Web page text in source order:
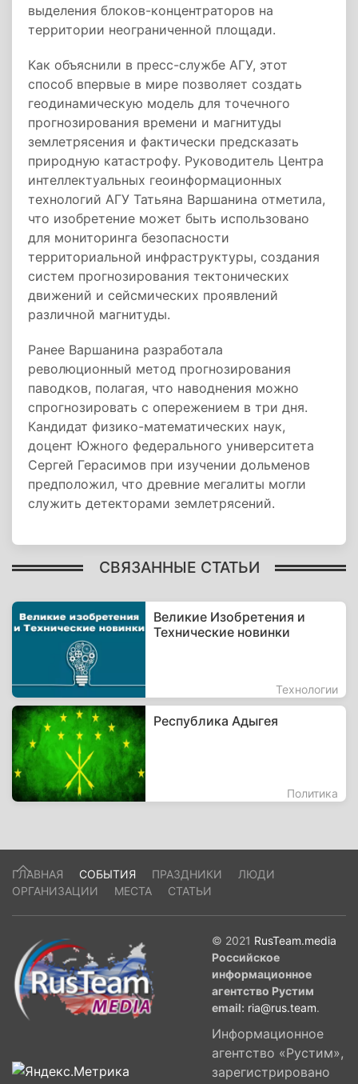
выделения блоков-концентраторов на
территории неограниченной площади.
Как объяснили в пресс-службе АГУ, этот
способ впервые в мире позволяет создать
геодинамическую модель для точечного
прогнозирования времени и магнитуды
землетрясения и фактически предсказать
природную катастрофу. Руководитель Центра
интеллектуальных геоинформационных
технологий АГУ Татьяна Варшанина отметила,
что изобретение может быть использовано
для мониторинга безопасности
территориальной инфраструктуры, создания
систем прогнозирования тектонических
движений и сейсмических проявлений
различной магнитуды.
Ранее Варшанина разработала
революционный метод прогнозирования
паводков, полагая, что наводнения можно
спрогнозировать с опережением в три дня.
Кандидат физико-математических наук,
доцент Южного федерального университета
Сергей Герасимов при изучении дольменов
предположил, что древние мегалиты могли
служить детекторами землетрясений.
СВЯЗАННЫЕ СТАТЬИ
Великие Изобретения и
Технические новинки
Технологии
Республика Адыгея
Политика
ГЛАВНАЯ СОБЫТИЯ ПРАЗДНИКИ
ЛЮДИ
ОРГАНИЗАЦИИ
МЕСТА СТАТЬИ
© 2021 RusTeam.media
Российское
информационное
агентство Рустим
email: ria@rus.team.
Информационное
агентство «Рустим»,
зарегистрировано